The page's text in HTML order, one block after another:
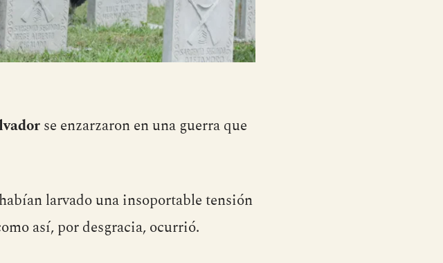
se enzarzaron en una guerra que
larvado una insoportable tensión
así, por desgracia, ocurrió.